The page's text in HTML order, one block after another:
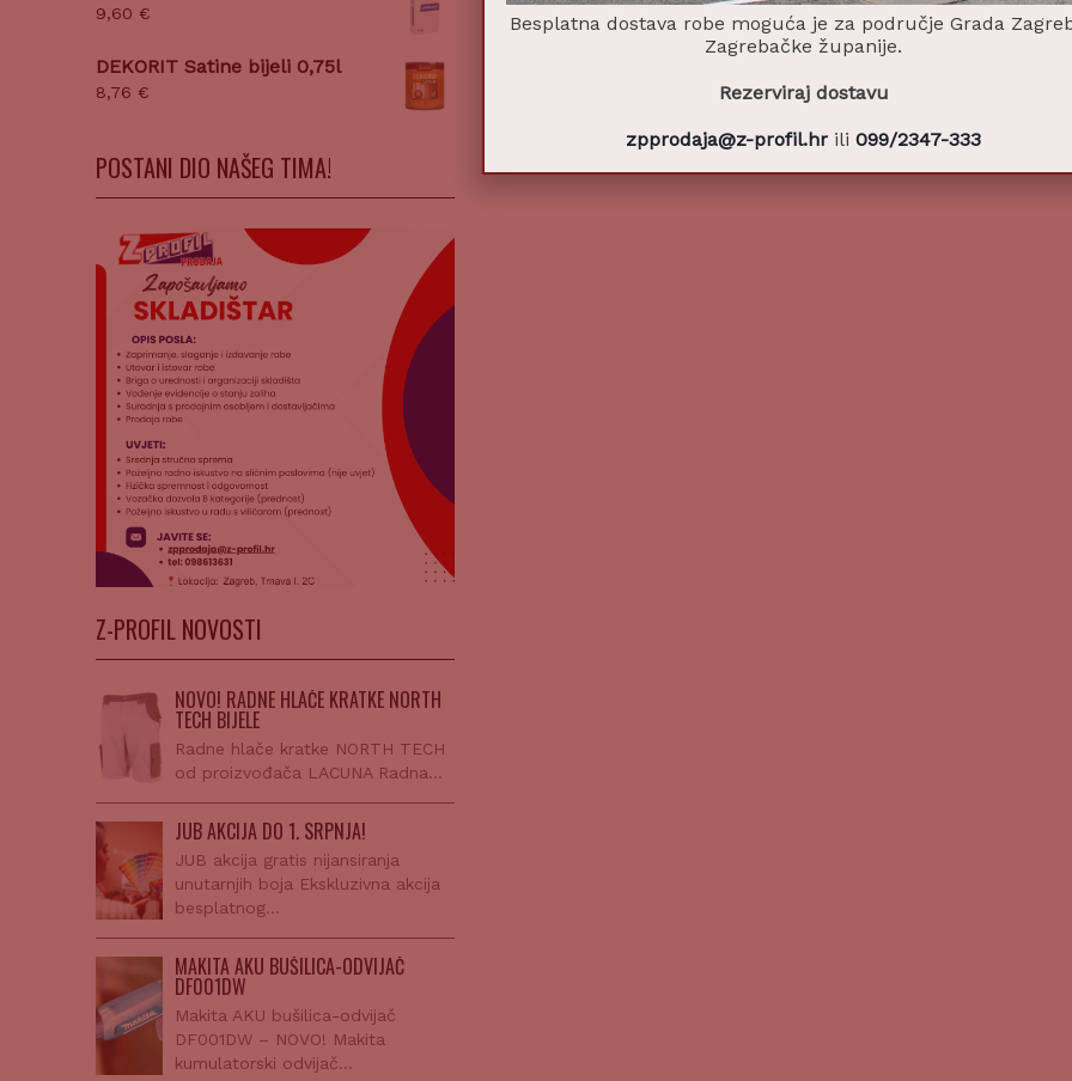
9,60 €
DEKORIT Satine bijeli 0,75l
8,76 €
POSTANI DIO NAŠEG TIMA!
Z-PROFIL NOVOSTI
NOVO! RADNE HLAČE KRATKE NORTH
TECH BIJELE
Radne hlače kratke NORTH TECH
od proizvođača LACUNA Radna…
JUB AKCIJA DO 1. SRPNJA!
JUB akcija gratis nijansiranja
unutarnjih boja Ekskluzivna akcija
besplatnog…
MAKITA AKU BUŠILICA-ODVIJAČ
DF001DW
Makita AKU bušilica-odvijač
DF001DW – NOVO! Makita
kumulatorski odvijač…
Besplatna dostava robe moguća je za područje Grada
Zagrebačke županije.
Rezerviraj dostavu
zpprodaja@z-profil.hr ili099/2347-333